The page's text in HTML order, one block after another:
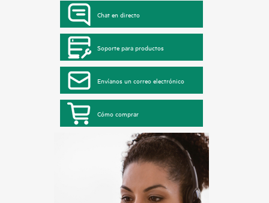
Chat en directo
Soporte para productos
Envíanos un correo electrónico
Cómo comprar